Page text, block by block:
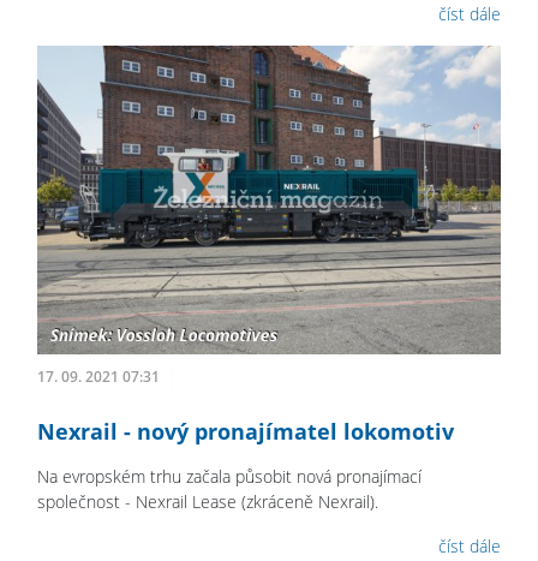
číst dále
17. 09. 2021 07:31
Nexrail - nový pronajímatel lokomotiv
Na evropském trhu začala působit nová pronajímací
společnost - Nexrail Lease (zkráceně Nexrail).
číst dále